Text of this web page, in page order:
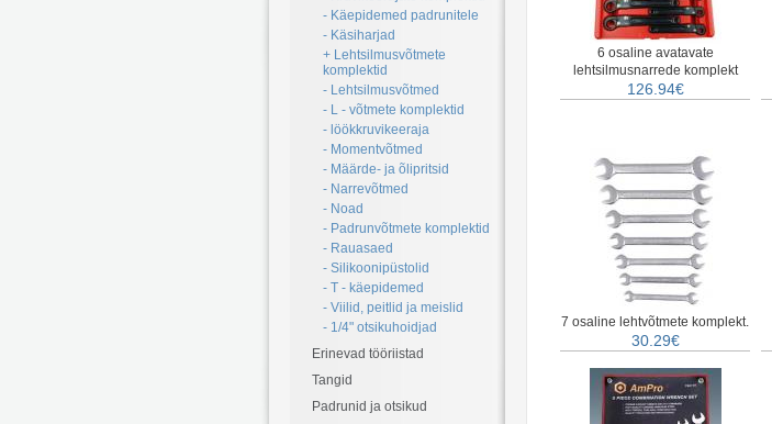
- Käepidemed padrunitele
- Käsiharjad
+ Lehtsilmusvõtmete
komplektid
- Lehtsilmusvõtmed
- L - võtmete komplektid
- löökkruvikeeraja
- Momentvõtmed
- Määrde- ja õlipritsid
- Narrevõtmed
- Noad
- Padrunvõtmete komplektid
- Rauasaed
- Silikoonipüstolid
- T - käepidemed
- Viilid, peitlid ja meislid
- 1/4" otsikuhoidjad
Erinevad tööriistad
Tangid
Padrunid ja otsikud
6 osaline avatavate
lehtsilmusnarrede komplekt
126.94€
7 osaline lehtvõtmete komplekt.
30.29€